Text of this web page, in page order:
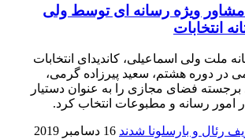
مشاور ویژه رسانه ای توسط ولی
انتخابات
ملت ولی اسماعیلی، کاندیدای انتخابات
در دوره هشتم، سعید پیرزاده گرمی،
برجسته فضای مجازی را به عنوان دستيار
امور رسانه و مطبوعات انتخاب کرد.
16 دسامبر 2019